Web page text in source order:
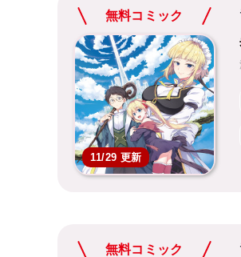
無料コミック
11/29 更新
無料コミック